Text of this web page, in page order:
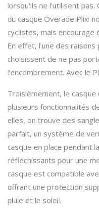
lorsqu'ils ne l'utilisent
du casque Overade Plixi
cyclistes, mais encourage
En effet, l'une des
choisissent de ne pas
l'encombrement. Avec le
Troisièmement, le
plusieurs fonctionnalités
elles, on trouve des
parfait, un système de
casque en place pendant
réfléchissants pour une
casque est compatible
offrant une protection
pluie et le soleil.